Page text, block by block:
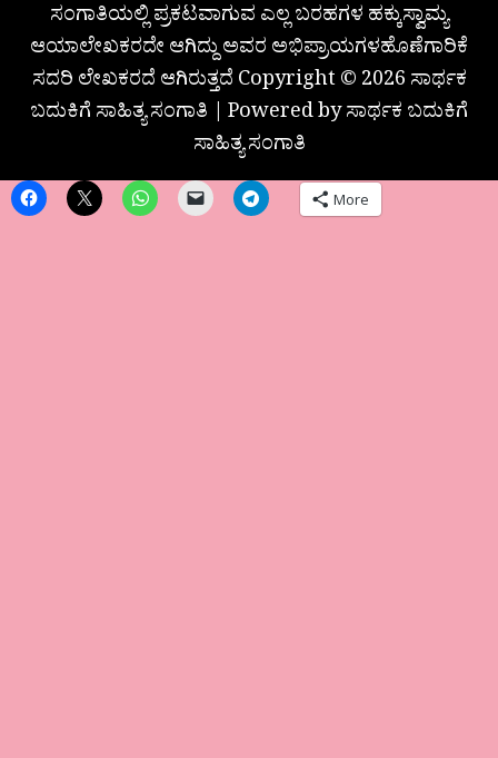
ಸಂಗಾತಿಯಲ್ಲಿ ಪ್ರಕಟವಾಗುವ ಎಲ್ಲ ಬರಹಗಳ ಹಕ್ಕುಸ್ವಾಮ್ಯ
ಆಯಾಲೇಖಕರದೇ ಆಗಿದ್ದು ಅವರ ಅಭಿಪ್ರಾಯಗಳಹೊಣೆಗಾರಿಕೆ
ಸದರಿ ಲೇಖಕರದೆ ಆಗಿರುತ್ತದೆ Copyright © 2026 ಸಾರ್ಥಕ
ಬದುಕಿಗೆ ಸಾಹಿತ್ಯ ಸಂಗಾತಿ | Powered by ಸಾರ್ಥಕ ಬದುಕಿಗೆ
ಸಾಹಿತ್ಯ ಸಂಗಾತಿ
More